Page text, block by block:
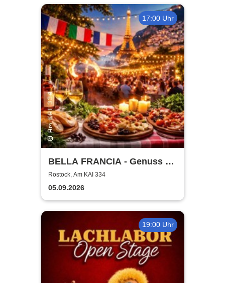
17:00 Uhr
BELLA FRANCIA - Genuss &
Kultur Rostock
Rostock, Am KAI 334
05.09.2026
19:00 Uhr